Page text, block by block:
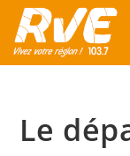
Skip
content
Le